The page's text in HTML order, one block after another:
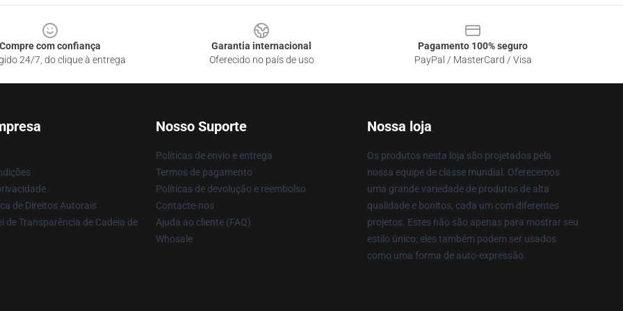
Compre com confiança
24/7, do clique à entrega
Garantia internacional
Oferecido no país de uso
Pagamento 100% seguro
PayPal / MasterCard / Visa
de Direitos Autorais
de Transparência de Cadeia de
Nosso Suporte
Políticas de envio e entrega
Termos de pagamento
Políticas de devolução e reembolso
Contacte-nos
Ajuda ao cliente (FAQ)
Whosale
Nossa loja
Os produtos nesta loja são projetados pela
nossa equipe de classe mundial. Oferecemos
uma grande variedade de produtos de alta
qualidade e bonitos, cada um com diferentes
projetos. Estes não são apenas para mostrar seu
estilo único; eles também podem ser usados
como uma forma de auto-expressão.